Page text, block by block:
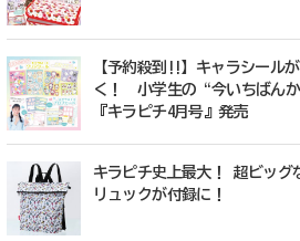
【予約殺到!!】キャラシール
く！ 小学生の“今いちばん
『キラピチ4月号』発売
キラピチ史上最大！ 超ビッグ
リュックが付録に！